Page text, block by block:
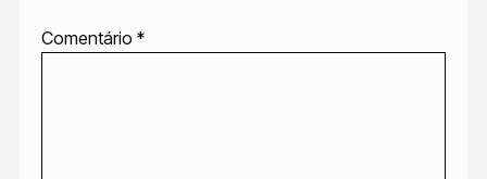
Comentário *